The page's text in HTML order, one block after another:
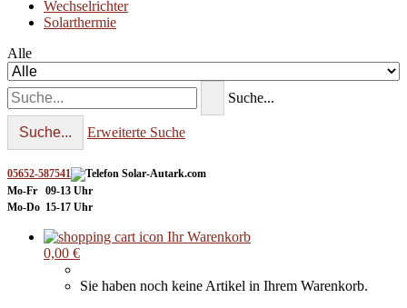
Wechselrichter
Solarthermie
Alle
Suche...
Suche... Erweiterte Suche
05652-587541
Mo-Fr 09-13 Uhr
Mo-Do 15-17 Uhr
Ihr Warenkorb
0,00 €
Sie haben noch keine Artikel in Ihrem Warenkorb.